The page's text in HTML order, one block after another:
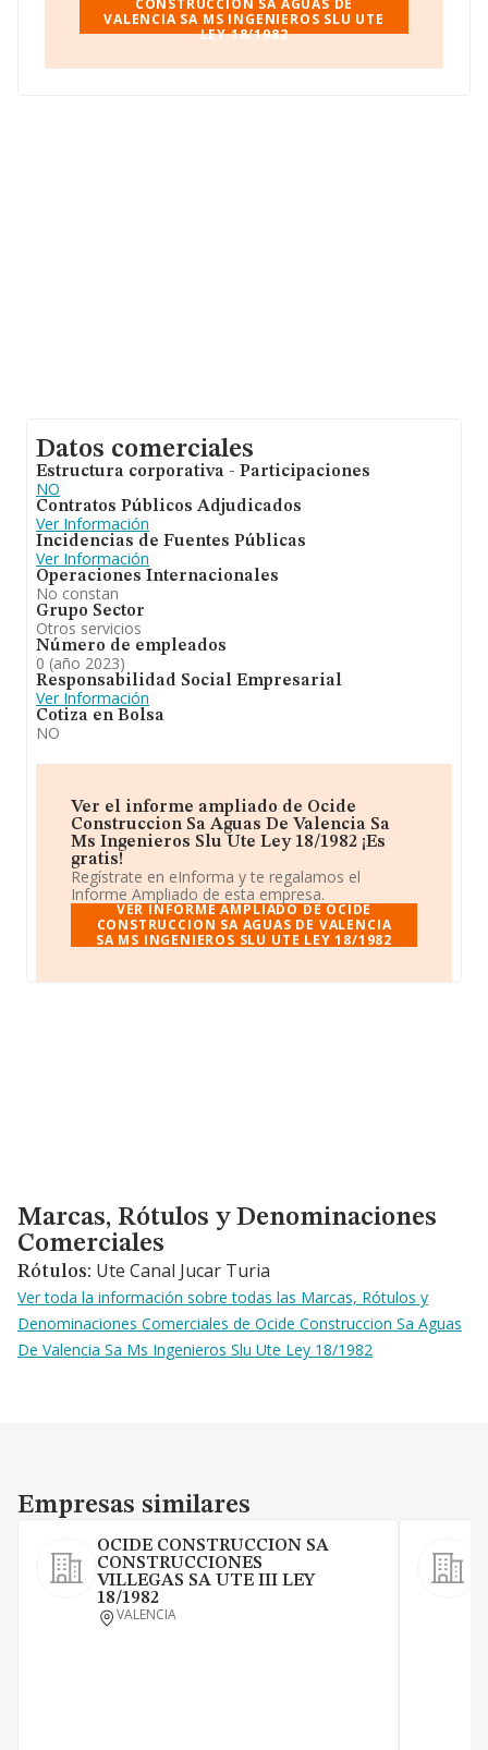
CONSTRUCCION SA AGUAS DE
VALENCIA SA MS INGENIEROS SLU UTE
LEY 18/1982
Datos comerciales
Estructura corporativa - Participaciones
NO
Contratos Públicos Adjudicados
Ver Información
Incidencias de Fuentes Públicas
Ver Información
Operaciones Internacionales
No constan
Grupo Sector
Otros servicios
Número de empleados
0 (año 2023)
Responsabilidad Social Empresarial
Ver Información
Cotiza en Bolsa
NO
Ver el informe ampliado de Ocide
Construccion Sa Aguas De Valencia Sa
Ms Ingenieros Slu Ute Ley 18/1982 ¡Es
gratis!
Regístrate en eInforma y te regalamos el
Informe Ampliado de esta empresa.
VER INFORME AMPLIADO DE OCIDE
CONSTRUCCION SA AGUAS DE VALENCIA
SA MS INGENIEROS SLU UTE LEY 18/1982
Marcas, Rótulos y Denominaciones Comerciales
Marcas, Rótulos y Denominaciones
Comerciales
Rótulos: Ute Canal Jucar Turia
Ver toda la información sobre todas las Marcas, Rótulos y
Denominaciones Comerciales de Ocide Construccion Sa Aguas
De Valencia Sa Ms Ingenieros Slu Ute Ley 18/1982
Empresas similares
Empresas similares
OCIDE CONSTRUCCION SA
CONSTRUCCIONES
VILLEGAS SA UTE III LEY
18/1982
VALENCIA